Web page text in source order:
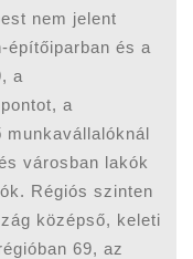
nem jelent
építőiparban és a
a
a
munkavállalóknál
városban lakók
Régiós szinten
középső, keleti
69, az